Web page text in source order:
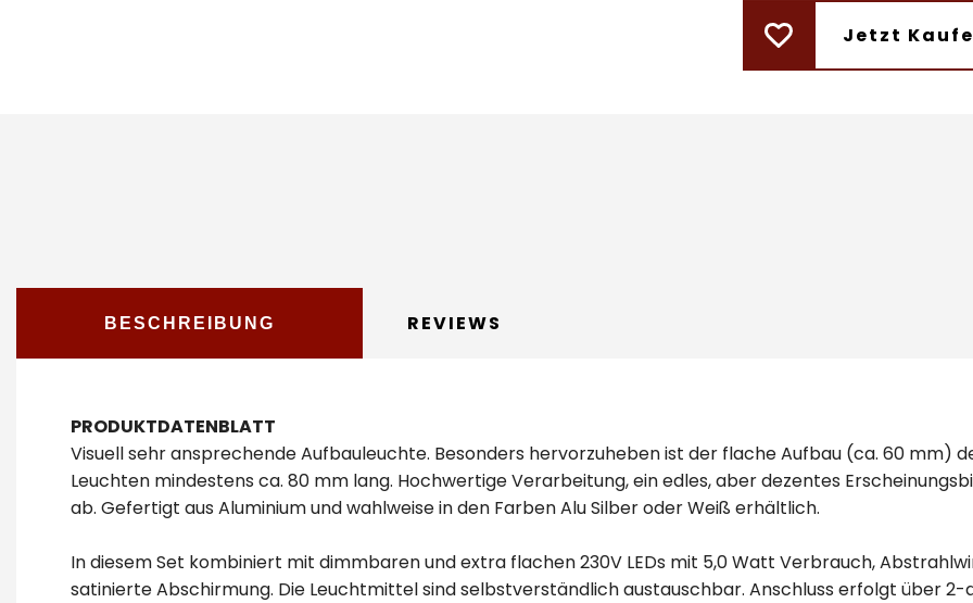
Jetzt
BESCHREIBUNG REVIEWS
PRODUKTDATENBLATT
Visuell sehr ansprechende Aufbauleuchte. Besonders hervorzuheben ist der flache Aufbau (ca. 60 mm)
Leuchten mindestens ca. 80 mm lang. Hochwertige Verarbeitung, ein edles, aber dezentes
ab. Gefertigt aus Aluminium und wahlweise in den Farben Alu Silber oder Weiß erhältlich.
In diesem Set kombiniert mit dimmbaren und extra flachen 230V LEDs mit 5,0 Watt Verbrauch,
satinierte Abschirmung. Die Leuchtmittel sind selbstverständlich austauschbar. Anschluss erfolgt über